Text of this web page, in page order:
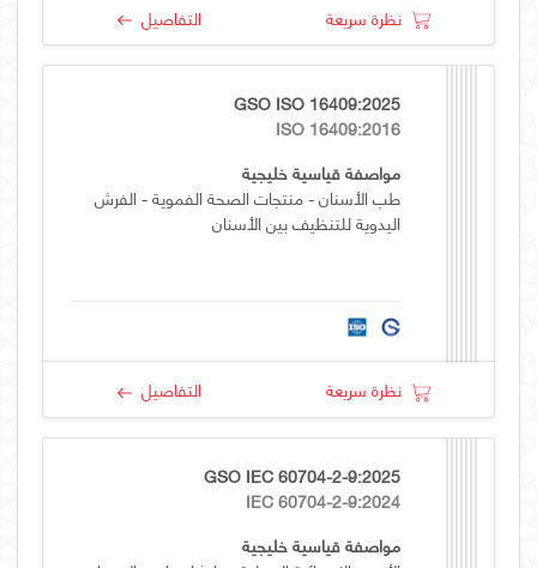
نظرة سريعة التفاصيل
GSO ISO 16409:2025
ISO 16409:2016
مواصفة قياسية خليجية
طب الأسنان - منتجات الصحة الفموية - الفرش
اليدوية للتنظيف بين الأسنان
نظرة سريعة التفاصيل
GSO IEC 60704-2-9:2025
IEC 60704-2-9:2024
مواصفة قياسية خليجية